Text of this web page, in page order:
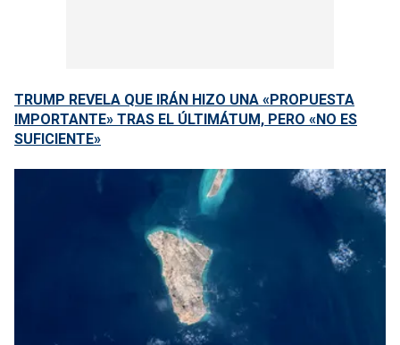
TRUMP REVELA QUE IRÁN HIZO UNA «PROPUESTA
IMPORTANTE» TRAS EL ÚLTIMÁTUM, PERO «NO ES
SUFICIENTE»